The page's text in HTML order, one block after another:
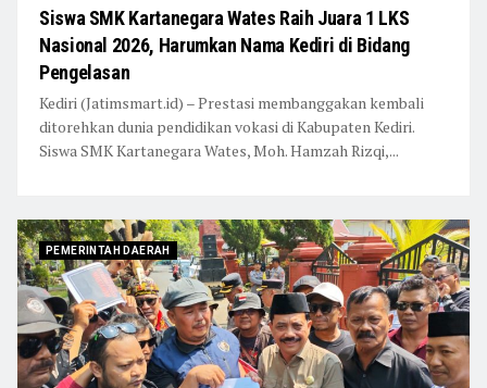
Siswa SMK Kartanegara Wates Raih Juara 1 LKS
Nasional 2026, Harumkan Nama Kediri di Bidang
Pengelasan
Kediri (Jatimsmart.id) – Prestasi membanggakan kembali
ditorehkan dunia pendidikan vokasi di Kabupaten Kediri.
Siswa SMK Kartanegara Wates, Moh. Hamzah Rizqi,...
PEMERINTAH DAERAH